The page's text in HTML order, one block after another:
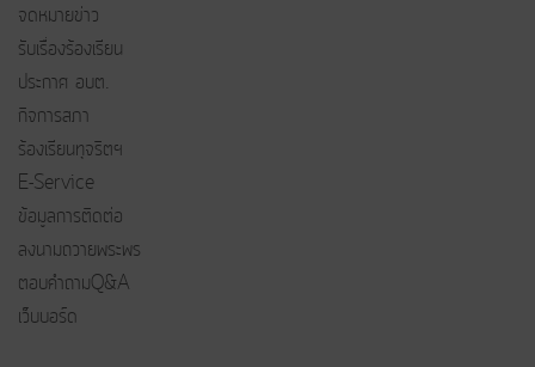
จดหมายข่าว
รับเรื่องร้องเรียน
ประกาศ อบต.
กิจการสภา
ร้องเรียนทุจริตฯ
E-Service
ข้อมูลการติดต่อ
ลงนามถวายพระพร
ตอบคำถามQ&A
เว็บบอร์ด